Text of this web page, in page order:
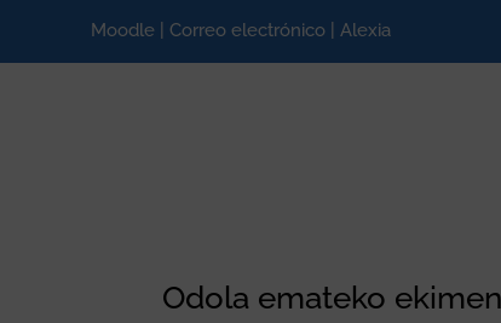
Moodle Correo electrónico Alexia
Odola emateko